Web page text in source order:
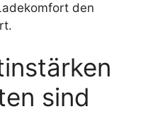
den
sind